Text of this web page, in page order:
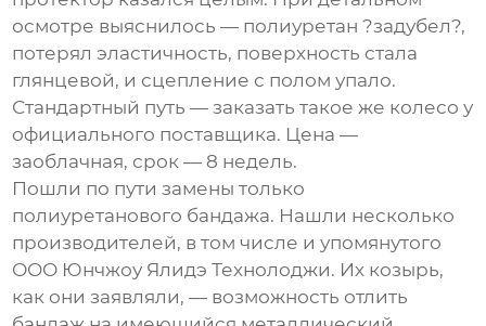
осмотре выяснилось — полиуретан ?задубел?,
потерял эластичность, поверхность стала
глянцевой, и сцепление с полом упало.
Стандартный путь — заказать такое же колесо у
официального поставщика. Цена —
заоблачная, срок — 8 недель.
Пошли по пути замены только
полиуретанового бандажа. Нашли несколько
производителей, в том числе и упомянутого
ООО Юнчжоу Ялидэ Технолоджи. Их козырь,
как они заявляли, — возможность отлить